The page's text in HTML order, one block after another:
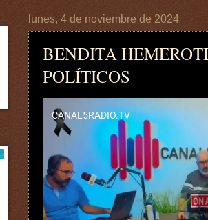
lunes, 4 de noviembre de 2024
BENDITA
POLÍTICOS